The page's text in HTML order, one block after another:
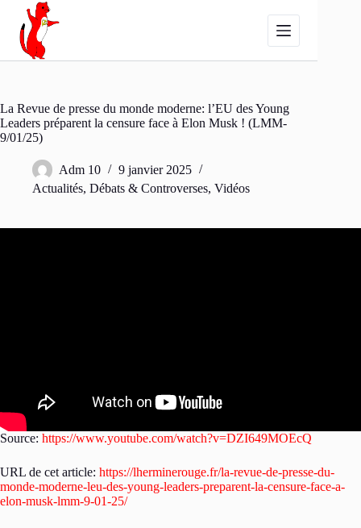
Passer
contenu
La Revue de presse du monde moderne: l’EU des Young
Leaders préparent la censure face à Elon Musk ! (LMM-
9/01/25)
Adm 10
9 janvier 2025
Actualités, Débats & Controverses, Vidéos
Source: https://www.youtube.com/watch?v=DZI649MOEcQ
URL de cet article: https://lherminerouge.fr/la-revue-de-presse-du-
monde-moderne-leu-des-young-leaders-preparent-la-censure-face-a-
elon-musk-lmm-9-01-25/